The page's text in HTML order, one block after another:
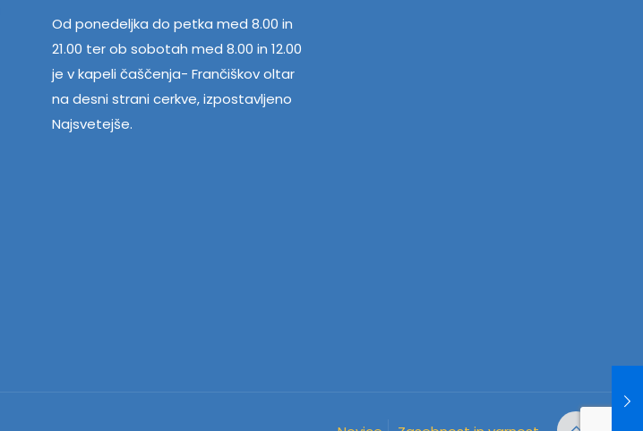
Od ponedeljka do petka med 8.00 in
21.00 ter ob sobotah med 8.00 in 12.00
je v kapeli čaščenja- Frančiškov oltar
na desni strani cerkve, izpostavljeno
Najsvetejše.